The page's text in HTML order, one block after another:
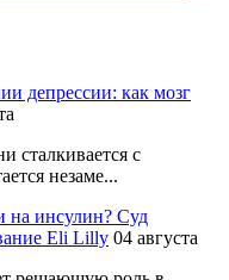
депрессии: как мозг
сталкивается с
незаме...
на инсулин? Суд
Eli Lilly 04 августа